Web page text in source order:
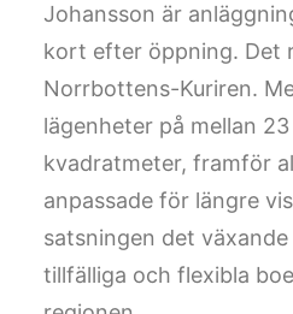
Johansson är
kort efter öppning. Det
Norrbottens-Kuriren.
lägenheter på mellan
kvadratmeter, framför
anpassade för längre
satsningen det
tillfälliga och flexibla